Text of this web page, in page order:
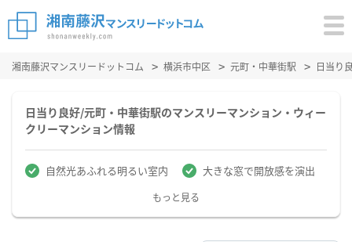
湘南藤沢マンスリードットコム 横浜市中区 元町・中華街駅 日当り
日当り良好/元町・中華街駅のマンスリーマンション・ウィー
クリーマンション情報
自然光あふれる明るい室内 大きな窓で開放感を演出
もっと見る